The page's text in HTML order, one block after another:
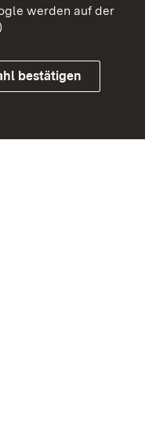
werden auf der
bestätigen